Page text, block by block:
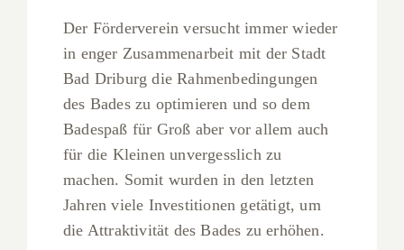
Der Förderverein versucht immer wieder
in enger Zusammenarbeit mit der Stadt
Bad Driburg die Rahmenbedingungen
des Bades zu optimieren und so dem
Badespaß für Groß aber vor allem auch
für die Kleinen unvergesslich zu
machen. Somit wurden in den letzten
Jahren viele Investitionen getätigt, um
die Attraktivität des Bades zu erhöhen.